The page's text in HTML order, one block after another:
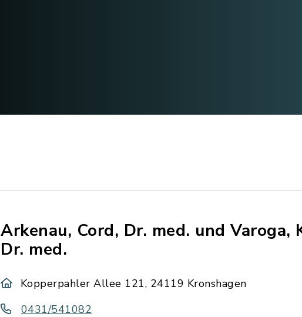
Arkenau, Cord, Dr. med. und Varoga,
Dr. med.
Kopperpahler Allee 121, 24119 Kronshagen
0431/541082